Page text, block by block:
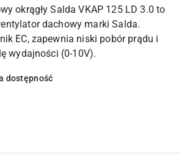
okrągły Salda VKAP 125 LD 3.0 to
dachowy marki Salda.
EC, zapewnia niski pobór prądu i
wydajności (0-10V).
dostępność